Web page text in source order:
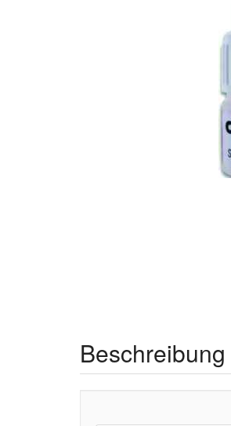
Beschreibung